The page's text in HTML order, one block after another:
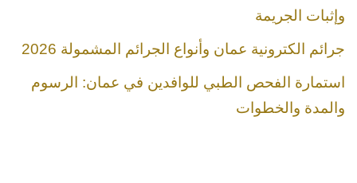
وإثبات الجريمة
جرائم الكترونية عمان وأنواع الجرائم المشمولة 2026
استمارة الفحص الطبي للوافدين في عمان: الرسوم
والمدة والخطوات